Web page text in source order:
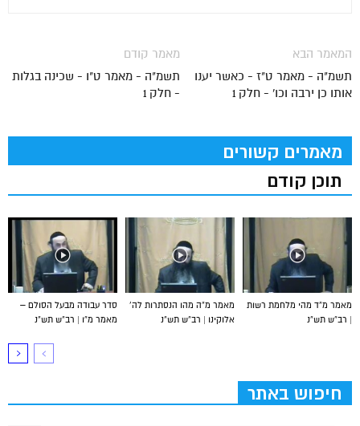
מאמר קודם
תשמ"ה - מאמר ט"ו - שכינה בגלות
- חלק 1
המאמר הבא
תשמ"ה - מאמר ט"ז - כאשר יענו
אותו כן ירבה וכו' - חלק 1
מאמרים קשורים
תוכן קודם
סדר עבודה מבעל הסולם –
מאמר מ”ו | רב”ש תש”נ
מאמר מ”ה מהו הנסתרות לה’
אלוקינו | רב”ש תש”נ
מאמר מ”ד מהי מלחמת רשות
| רב”ש תש”נ
חיפוש באתר